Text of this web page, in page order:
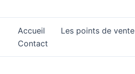
au
contenuAccueil Les points de vente
Contact